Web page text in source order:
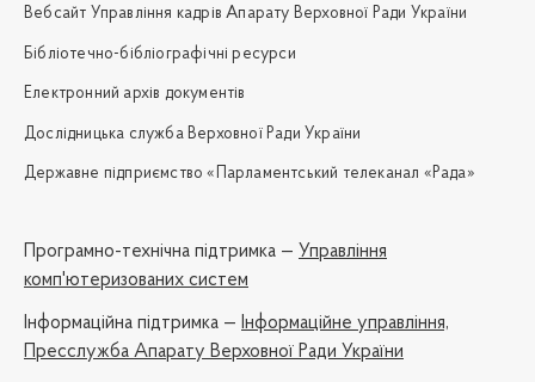
Вебсайт Управління кадрів Апарату Верховної Ради України
Бібліотечно-бібліографічні ресурси
Електронний архів документів
Дослідницька служба Верховної Ради України
Державне підприємство «Парламентський телеканал «Рада»
Програмно-технічна підтримка — Управління
комп'ютеризованих систем
Iнформаційна підтримка — Інформаційне управління,
Пресслужба Апарату Верховної Ради України